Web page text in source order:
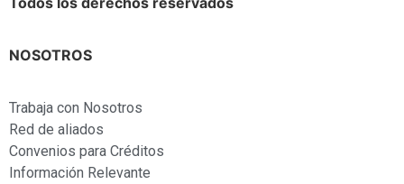
NOSOTROS
Trabaja con Nosotros
Red de aliados
Convenios para Créditos
Información Relevante